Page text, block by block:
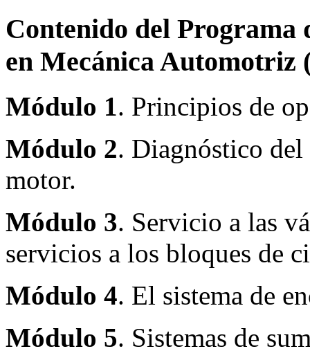
Contenido del Programa
en Mecánica Automotriz
Módulo 1. Principios de
Módulo 2. Diagnóstico
motor.
Módulo 3. Servicio a las
servicios a los bloques de
Módulo 4. El sistema de
Módulo 5. Sistemas de